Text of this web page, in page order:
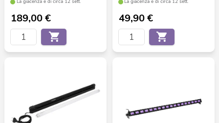
La giacenza è di circa 12 sett.
189,00€
La giacenza è di circa 12 sett.
49,90€